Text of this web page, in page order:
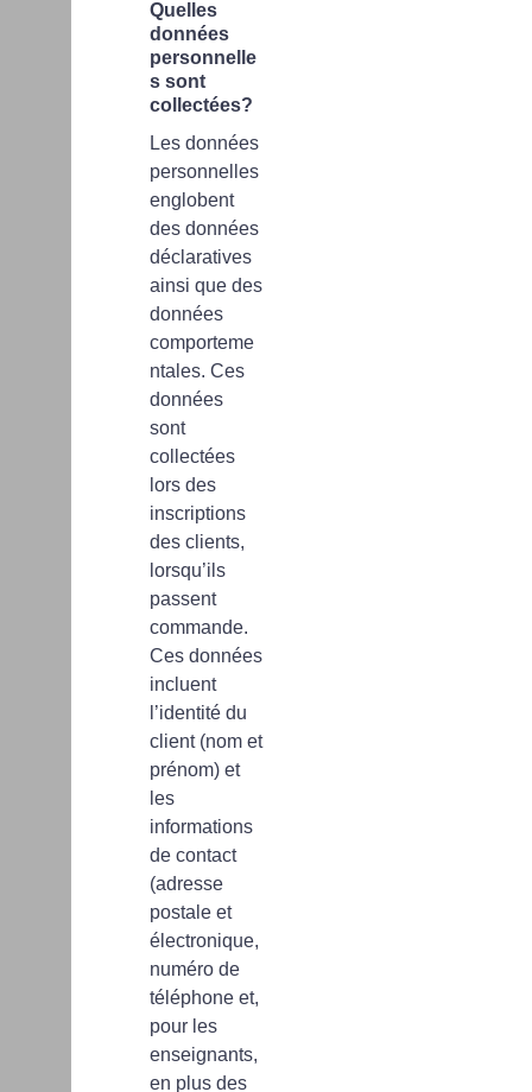
Quelles
données
personnelle
s sont
collectées?
Les données
personnelles
englobent
des données
déclaratives
ainsi que des
données
comporteme
ntales. Ces
données
sont
collectées
lors des
inscriptions
des clients,
lorsqu’ils
passent
commande.
Ces données
incluent
l’identité du
client (nom et
prénom) et
les
informations
de contact
(adresse
postale et
électronique,
numéro de
téléphone et,
pour les
enseignants,
en plus des